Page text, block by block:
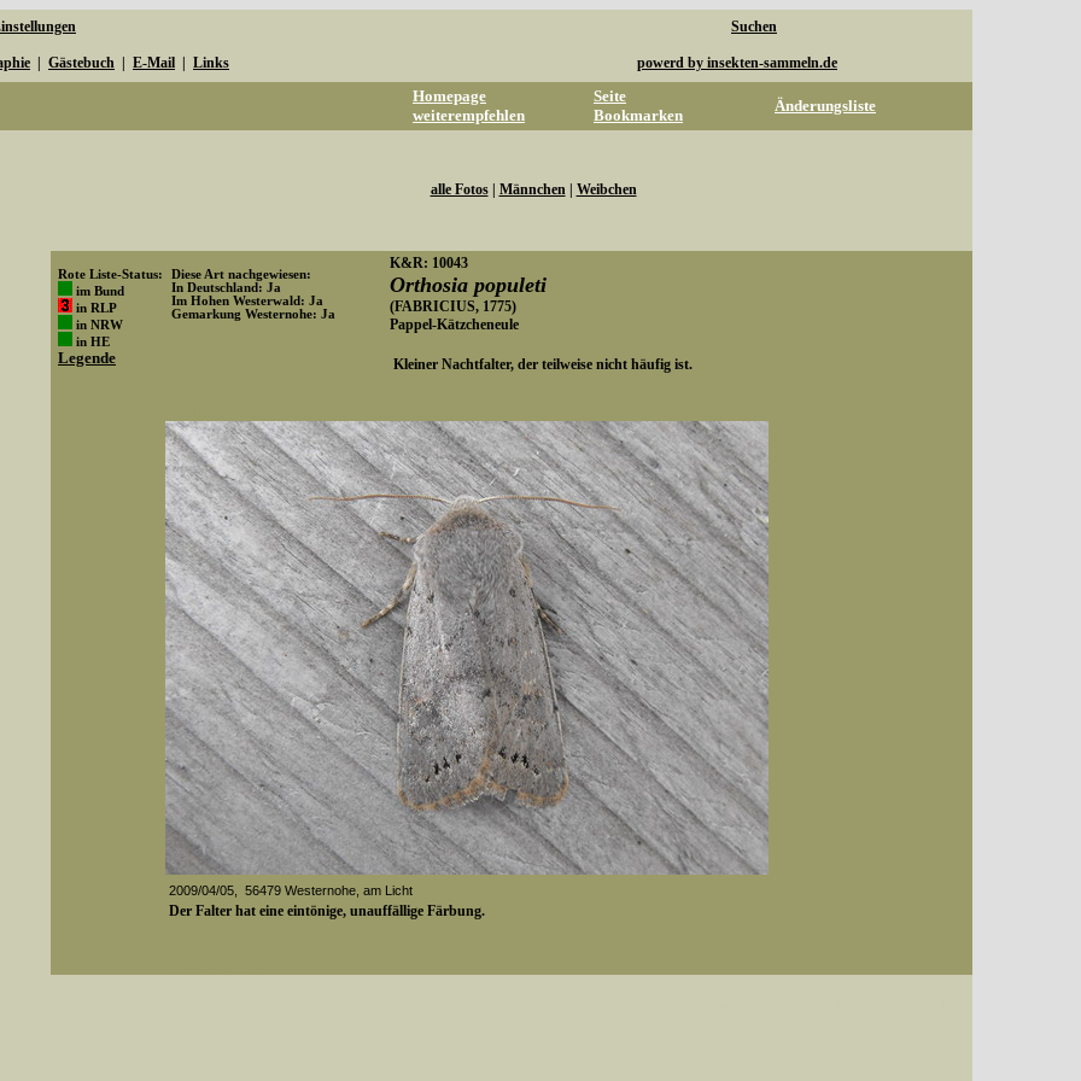
Suchen
Gästebuch E-Mail Links powerd by insekten-sammeln.de
Homepage
weiterempfehlen
Seite
Bookmarken
Änderungsliste
alle Fotos| Männchen| Weibchen
Rote Liste-Status:
im Bund
in RLP
in NRW
in HE
Legende
Diese Art nachgewiesen:
In Deutschland: Ja
Im Hohen Westerwald: Ja
Gemarkung Westernohe: Ja
K&R: 10043
Orthosia populeti
(FABRICIUS, 1775)
Pappel-Kätzcheneule
Kleiner Nachtfalter, der teilweise nicht häufig ist.
2009/04/05, 56479 Westernohe, am Licht
Der Falter hat eine eintönige, unauffällige Färbung.